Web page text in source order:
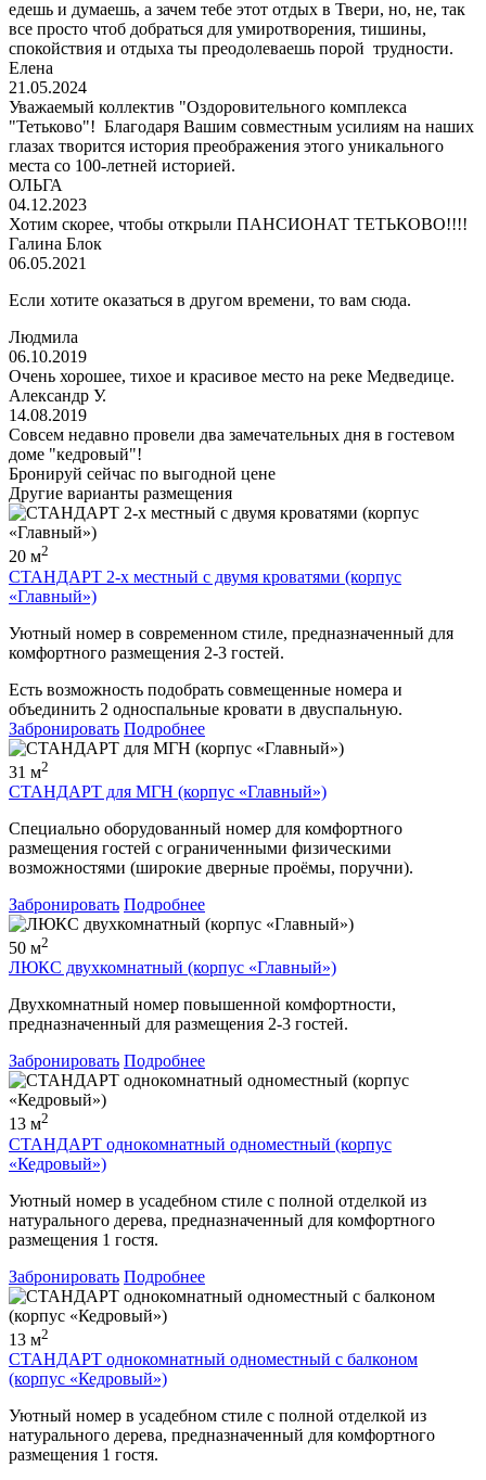
едешь и думаешь, а зачем тебе этот отдых в Твери, но, не, так
все просто чтоб добраться для умиротворения, тишины,
спокойствия и отдыха ты преодолеваешь порой трудности.
Елена
21.05.2024
Уважаемый коллектив "Оздоровительного комплекса
"Тетьково"! Благодаря Вашим совместным усилиям на наших
глазах творится история преображения этого уникального
места со 100-летней историей.
ОЛЬГА
04.12.2023
Хотим скорее, чтобы открыли ПАНСИОНАТ ТЕТЬКОВО!!!!
Галина Блок
06.05.2021
Если хотите оказаться в другом времени, то вам сюда.
Людмила
06.10.2019
Очень хорошее, тихое и красивое место на реке Медведице.
Александр У.
14.08.2019
Совсем недавно провели два замечательных дня в гостевом
доме "кедровый"!
Бронируй сейчас по выгодной цене
Другие варианты размещения
20 м2
СТАНДАРТ 2-х местный с двумя кроватями (корпус
«Главный»)
Уютный номер в современном стиле, предназначенный для
комфортного размещения 2-3 гостей.
Есть возможность подобрать совмещенные номера и
объединить 2 односпальные кровати в двуспальную.
Забронировать Подробнее
31 м2
СТАНДАРТ для МГН (корпус «Главный»)
Специально оборудованный номер для комфортного
размещения гостей с ограниченными физическими
возможностями (широкие дверные проёмы, поручни).
Забронировать Подробнее
50 м2
ЛЮКС двухкомнатный (корпус «Главный»)
Двухкомнатный номер повышенной комфортности,
предназначенный для размещения 2-3 гостей.
Забронировать Подробнее
13 м2
СТАНДАРТ однокомнатный одноместный (корпус
«Кедровый»)
Уютный номер в усадебном стиле с полной отделкой из
натурального дерева, предназначенный для комфортного
размещения 1 гостя.
Забронировать Подробнее
13 м2
СТАНДАРТ однокомнатный одноместный с балконом
(корпус «Кедровый»)
Уютный номер в усадебном стиле с полной отделкой из
натурального дерева, предназначенный для комфортного
размещения 1 гостя.